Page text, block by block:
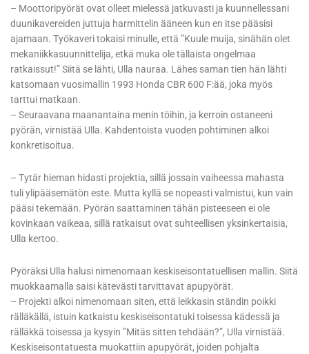
– Moottoripyörät ovat olleet mielessä jatkuvasti ja kuunnellessani
duunikavereiden juttuja harmittelin ääneen kun en itse pääsisi
ajamaan. Työkaveri tokaisi minulle, että ”Kuule muija, sinähän olet
mekaniikkasuunnittelija, etkä muka ole tällaista ongelmaa
ratkaissut!” Siitä se lähti, Ulla nauraa. Lähes saman tien hän lähti
katsomaan vuosimallin 1993 Honda CBR 600 F:ää, joka myös
tarttui matkaan.
– Seuraavana maanantaina menin töihin, ja kerroin ostaneeni
pyörän, virnistää Ulla. Kahdentoista vuoden pohtiminen alkoi
konkretisoitua.
– Tytär hieman hidasti projektia, sillä jossain vaiheessa mahasta
tuli ylipääsemätön este. Mutta kyllä se nopeasti valmistui, kun vain
pääsi tekemään. Pyörän saattaminen tähän pisteeseen ei ole
kovinkaan vaikeaa, sillä ratkaisut ovat suhteellisen yksinkertaisia,
Ulla kertoo.
Pyöräksi Ulla halusi nimenomaan keskiseisontatuellisen mallin. Siitä
muokkaamalla saisi kätevästi tarvittavat apupyörät.
– Projekti alkoi nimenomaan siten, että leikkasin ständin poikki
rälläkällä, istuin katkaistu keskiseisontatuki toisessa kädessä ja
rälläkkä toisessa ja kysyin ”Mitäs sitten tehdään?”, Ulla virnistää.
Keskiseisontatuesta muokattiin apupyörät, joiden pohjalta